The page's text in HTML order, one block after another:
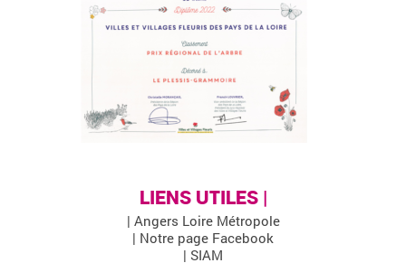
LIENS UTILES |
| Angers Loire Métropole
| Notre page Facebook
| SIAM